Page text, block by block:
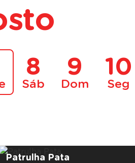
8
Sáb
9
Dom
10
Seg
Patrulha Pata